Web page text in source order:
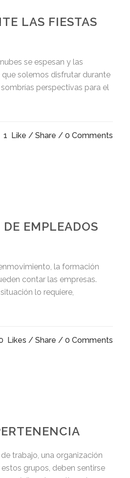
LAS FIESTAS
se espesan y las
solemos disfrutar durante
perspectivas para el
1 Like Share 0 Comments
EMPLEADOS
la formación
contar las empresas.
lo requiere,
Likes Share 0 Comments
trabajo, una organización
grupos, deben sentirse